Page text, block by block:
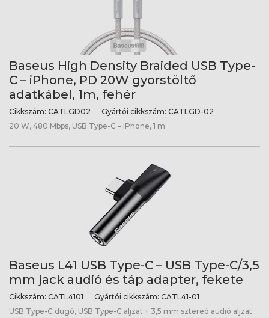
Baseus High Density Braided USB Type-
C – iPhone, PD 20W gyorstöltő
adatkábel, 1m, fehér
Cikkszám: CATLGD02 Gyártói cikkszám: CATLGD-02
20 W, 480 Mbps, USB Type-C – iPhone, 1 m
Baseus L41 USB Type-C – USB Type-C/3,5
mm jack audió és táp adapter, fekete
Cikkszám: CATL4101 Gyártói cikkszám: CATL41-01
USB Type-C dugó, USB Type-C aljzat + 3,5 mm sztereó audió aljzat